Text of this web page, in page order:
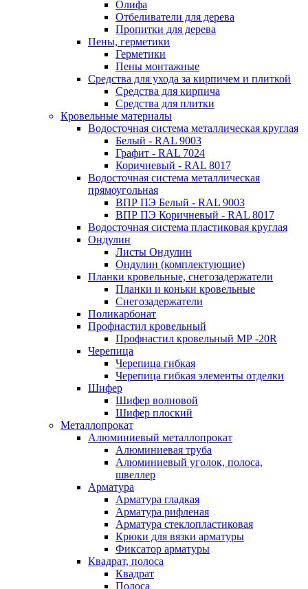
Олифа
Отбеливатели для дерева
Пропитки для дерева
Пены, герметики
Герметики
Пены монтажные
Средства для ухода за кирпичем и плиткой
Средства для кирпича
Средства для плитки
Кровельные материалы
Водосточная система металлическая круглая
Белый - RAL 9003
Графит - RAL 7024
Коричневый - RAL 8017
Водосточная система металлическая
прямоугольная
ВПР ПЭ Белый - RAL 9003
ВПР ПЭ Коричневый - RAL 8017
Водосточная система пластиковая круглая
Ондулин
Листы Ондулин
Ондулин (комплектующие)
Планки кровельные, снегозадержатели
Планки и коньки кровельные
Снегозадержатели
Поликарбонат
Профнастил кровельный
Профнастил кровельный МР -20R
Черепица
Черепица гибкая
Черепица гибкая элементы отделки
Шифер
Шифер волновой
Шифер плоский
Металлопрокат
Алюминиевый металлопрокат
Алюминиевая труба
Алюминиевый уголок, полоса,
швеллер
Арматура
Арматура гладкая
Арматура рифленая
Арматура стеклопластиковая
Крюки для вязки арматуры
Фиксатор арматуры
Квадрат, полоса
Квадрат
Полоса